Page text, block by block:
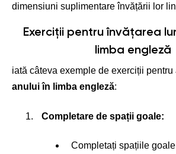
dimensiuni suplimentare învățării lor
Exerciții pentru învățarea
limba engleză
iată câteva exemple de exerciții pentru
anului în limba engleză:
Completare de spații goale:
Completați spațiile